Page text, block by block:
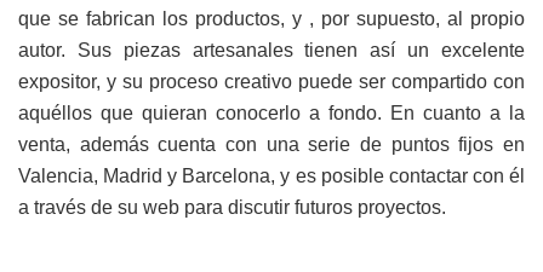
que se fabrican los productos, y , por supuesto, al propio
autor. Sus piezas artesanales tienen así un excelente
expositor, y su proceso creativo puede ser compartido con
aquéllos que quieran conocerlo a fondo. En cuanto a la
venta, además cuenta con una serie de puntos fijos en
Valencia, Madrid y Barcelona, y es posible contactar con él
a través de su web para discutir futuros proyectos.